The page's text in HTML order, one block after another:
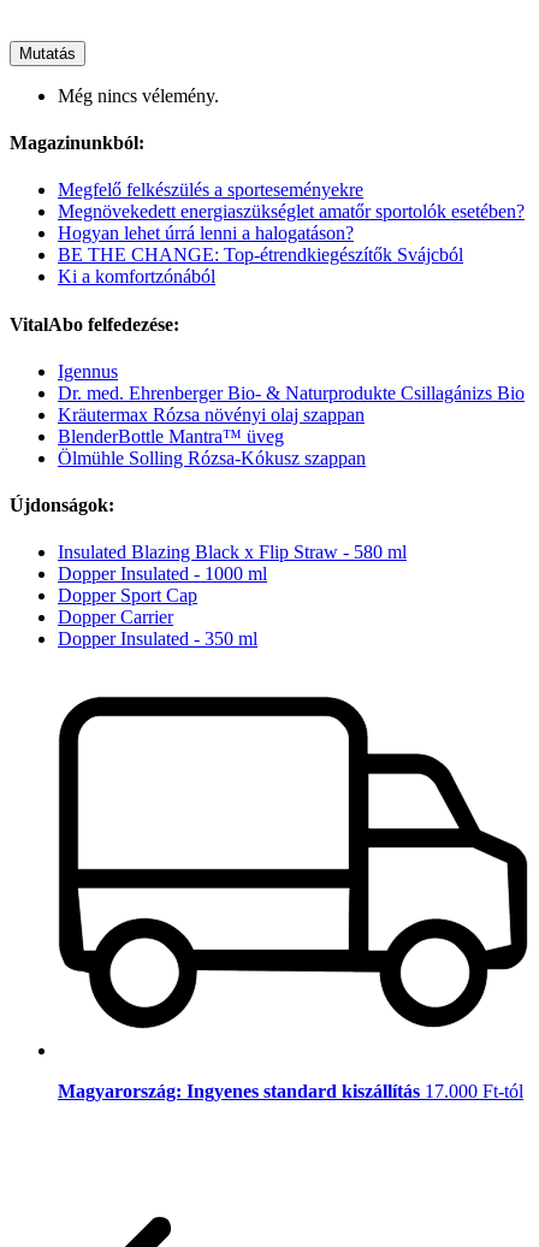
Mutatás
Még nincs vélemény.
Magazinunkból:
Megfelő felkészülés a sporteseményekre
Megnövekedett energiaszükséglet amatőr sportolók esetében?
Hogyan lehet úrrá lenni a halogatáson?
BE THE CHANGE: Top-étrendkiegészítők Svájcból
Ki a komfortzónából
VitalAbo felfedezése:
Igennus
Dr. med. Ehrenberger Bio- & Naturprodukte Csillagánizs Bio
Kräutermax Rózsa növényi olaj szappan
BlenderBottle Mantra™ üveg
Ölmühle Solling Rózsa-Kókusz szappan
Újdonságok:
Insulated Blazing Black x Flip Straw - 580 ml
Dopper Insulated - 1000 ml
Dopper Sport Cap
Dopper Carrier
Dopper Insulated - 350 ml
Magyarország: Ingyenes standard kiszállítás 17.000 Ft-tól